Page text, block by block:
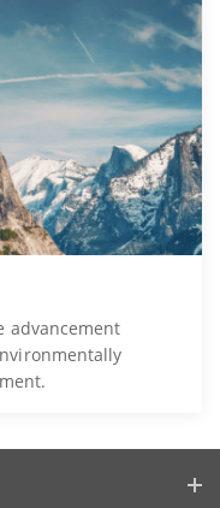
advancement